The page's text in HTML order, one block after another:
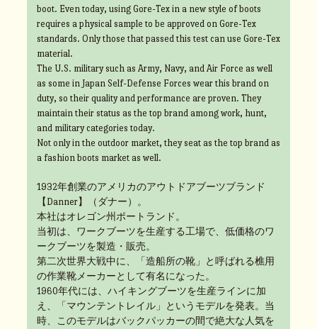
boot. Even today, using Gore-Tex in a new style of boots
requires a physical sample to be approved on Gore-Tex
standards. Only those that passed this test can use Gore-Tex
material.
The U.S. military such as Army, Navy, and Air Force as well
as some in Japan Self-Defense Forces wear this brand on
duty, so their quality and performance are proven. They
maintain their status as the top brand among work, hunt,
and military categories today.
Not only in the outdoor market, they seat as the top brand as
a fashion boots market as well.
1932年創業のアメリカのアウトドアブーツブランド
【Danner】（ダナー）。
本社はオレゴン州ポートランド。
当初は、ワークブーツを生産する工場で、低価格のワ
ークブーツを製造・販売。
第二次世界大戦中に、「造船所の靴」と呼ばれる樵用
の作業靴メーカーとして有名になった。
1960年代には、ハイキングブーツを生産ラインに加
え、「マウンテントレイル」というモデルを発表。当
時、このモデルはバックパッカーの間で絶大な人気を